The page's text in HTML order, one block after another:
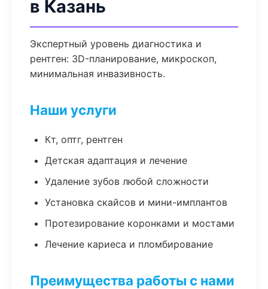
в Казань
Экспертный уровень диагностика и
рентген: 3D-планирование, микроскоп,
минимальная инвазивность.
Наши услуги
Кт, оптг, рентген
Детская адаптация и лечение
Удаление зубов любой сложности
Установка скайсов и мини-имплантов
Протезирование коронками и мостами
Лечение кариеса и пломбирование
Преимущества работы с нами